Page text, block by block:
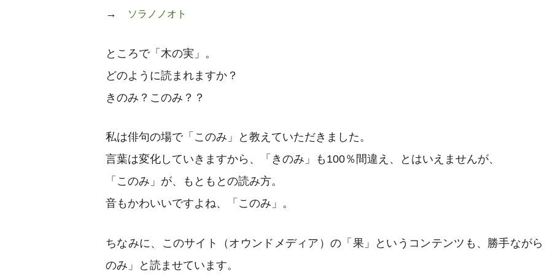
→ ソラノノオト
ところで「木の実」。
どのように読まれますか？
きのみ？このみ？？
私は俳句の場で「このみ」と教えていただきました。
言葉は変化していきますから、「きのみ」も100％間違え、とはいえませんが、
「このみ」が、もともとの読み方。
音もかわいいですよね、「このみ」。
ちなみに、このサイト（オウンドメディア）の「果」というコンテンツも、勝手ながら
のみ」と読ませています。